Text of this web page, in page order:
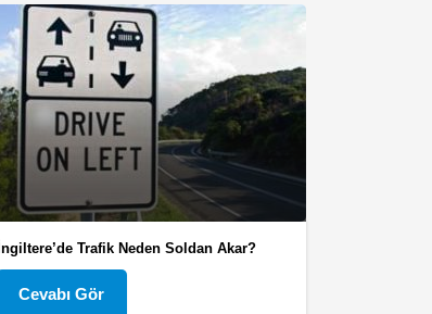
İngiltere’de Trafik Neden Soldan Akar?
Cevabı Gör